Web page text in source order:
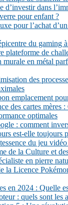
d’investir dans
pour enfant ?
pour l’achat
du gaming
plateforme de
en métal
des
emplacement
des cartes mères
optimales
: comment
est-elle toujours
du jeu
de la Culture et
en pierre
la Licence
en 2024 : Quelle
: quels sont les